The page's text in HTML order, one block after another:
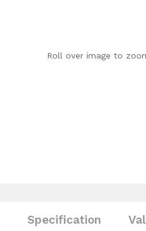
Roll over image to
Specification